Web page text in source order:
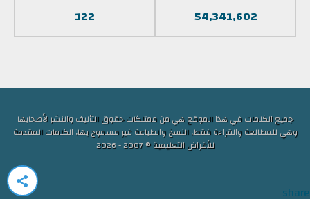
54,341,602
122
جميع الكلمات في هذا الموقع هي من ممتلكات حقوق التأليف والنشر لأصحابها
وهي للمطالعة والقراءة فقط, النسخ والطباعة غير مسموح بها, الكلمات المقدمة
للأغراض التعليمية © 2007 - 2026
share